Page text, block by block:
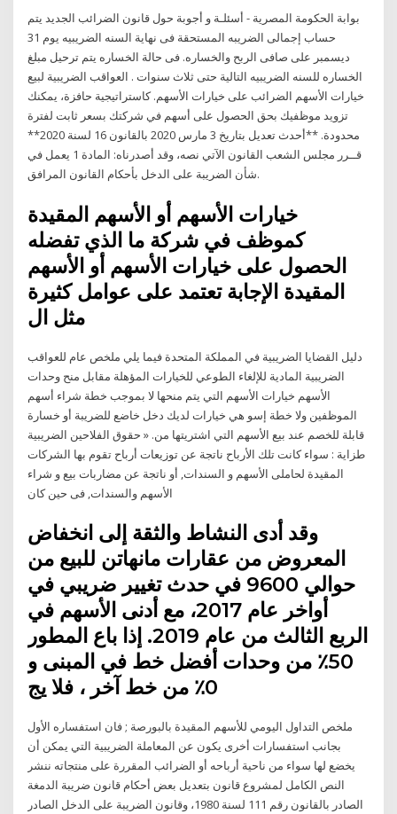
بوابة الحكومة المصرية - أسئلـة و أجوبة حول قانون الضرائب الجديد يتم
حساب إجمالى الضريبه المستحقة فى نهاية السنه الضريبيه يوم 31
ديسمبر على صافى الربح والخساره. فى حالة الخساره يتم ترحيل مبلغ
الخساره للسنه الضريبيه التالية حتى ثلاث سنوات . العواقب الضريبية لبيع
خيارات الأسهم الضرائب على خيارات الأسهم. كاستراتيجية حافزة، يمكنك
تزويد موظفيك بحق الحصول على أسهم في شركتك بسعر ثابت لفترة
محدودة. **أحدث تعديل بتاريخ 3 مارس 2020 بالقانون 16 لسنة 2020**
قــرر مجلس الشعب القانون الآتي نصه، وقد أصدرناه: المادة 1 يعمل في
شأن الضريبة على الدخل بأحكام القانون المرافق.
خيارات الأسهم أو الأسهم المقيدة
كموظف في شركة ما الذي تفضله
الحصول على خيارات الأسهم أو الأسهم
المقيدة الإجابة تعتمد على عوامل كثيرة
مثل ال
دليل القضايا الضريبية في المملكة المتحدة فيما يلي ملخص عام للعواقب
الضريبية المادية للإلغاء الطوعي للخيارات المؤهلة مقابل منح وحدات
الأسهم خيارات الأسهم التي يتم منحها لا بموجب خطة شراء أسهم
الموظفين ولا خطة إسو هي خيارات لديك دخل خاضع للضريبة أو خسارة
قابلة للخصم عند بيع الأسهم التي اشتريتها من. « حقوق الفلاحين الضريبية
طزاية : سواء كانت تلك الأرباح ناتجة عن توزيعات أرباح تقوم بها الشركات
المقيدة لحاملى الأسهم و السندات, أو ناتجة عن مضاربات بيع و شراء
الأسهم والسندات, فى حين كان
وقد أدى النشاط والثقة إلى انخفاض
المعروض من عقارات مانهاتن للبيع من
حوالي 9600 في حدث تغيير ضريبي في
أواخر عام 2017، مع أدنى الأسهم في
الربع الثالث من عام 2019. إذا باع المطور
50٪ من وحدات أفضل خط في المبنى و
0٪ من خط آخر ، فلا يج
ملخص التداول اليومي للأسهم المقيدة بالبورصة ; فان استفساره الأول
بجانب استفسارات أخرى يكون عن المعاملة الضريبية التي يمكن أن
يخضع لها سواء من ناحية أرباحه أو الضرائب المقررة على منتجاته ننشر
النص الكامل لمشروع قانون بتعديل بعض أحكام قانون ضريبة الدمغة
الصادر بالقانون رقم 111 لسنة 1980، وقانون الضريبة على الدخل الصادر